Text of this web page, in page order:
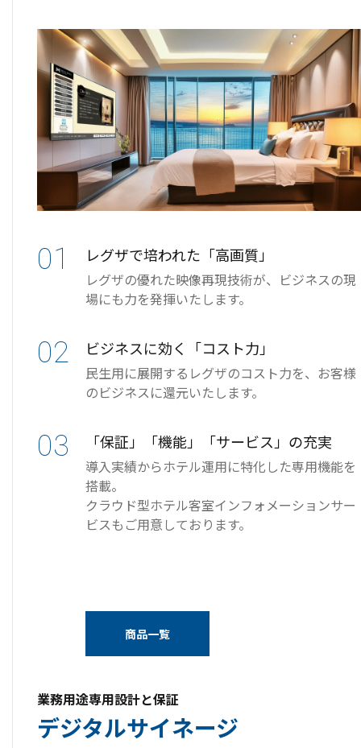
01 レグザで培われた「高画質」
レグザの優れた映像再現技術が、ビジネスの現
場にも力を発揮いたします。
02 ビジネスに効く「コスト力」
民生用に展開するレグザのコスト力を、お客様
のビジネスに還元いたします。
03 「保証」「機能」「サービス」の充実
導入実績からホテル運用に特化した専用機能を
搭載。
クラウド型ホテル客室インフォメーションサー
ビスもご用意しております。
商品一覧
業務用途専用設計と保証
デジタルサイネージ